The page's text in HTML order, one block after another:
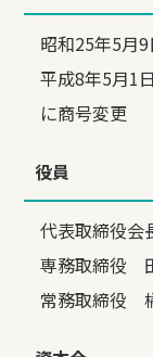
昭和25年5月
平成8年5月1
に商号変更
役員
代表取締役
専務取締役
常務取締役